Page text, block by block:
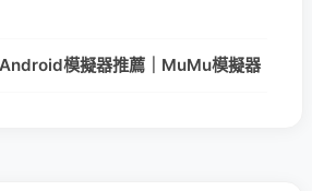
模擬器推薦｜MuMu模擬器